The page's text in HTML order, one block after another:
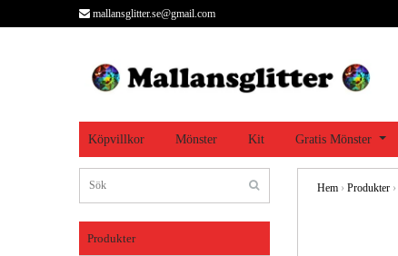
mallansglitter.se@gmail.com
Köpvillkor Mönster Kit Gratis Mönster
Produkter
Hem › Produkter ›